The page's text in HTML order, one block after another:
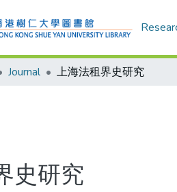
Journal 上海法租界史研究
史研究